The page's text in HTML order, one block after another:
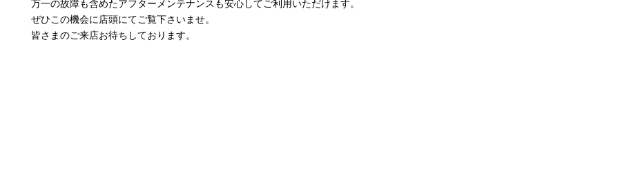
万一の故障も含めたアフターメンテナンスも安心してご利用いただけます。
ぜひこの機会に店頭にてご覧下さいませ。
皆さまのご来店お待ちしております。